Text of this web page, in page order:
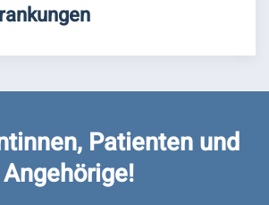
Patienten und
Angehörige!